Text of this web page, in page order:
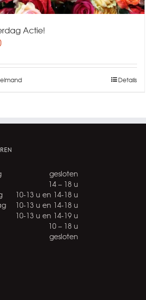
Actie!
Details
gesloten
14 – 18 u
10-13 u en 14-18 u
10-13 u en 14-18 u
10-13 u en 14-19 u
10 – 18 u
gesloten